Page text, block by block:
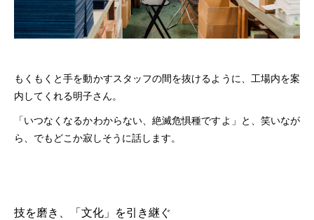
もくもくと手を動かすスタッフの間を抜けるように、工場内を案
内してくれる明子さん。
「いつなくなるかわからない、絶滅危惧種ですよ」と、笑いなが
ら、でもどこか寂しそうに話します。
技を磨き、「文化」を引き継ぐ